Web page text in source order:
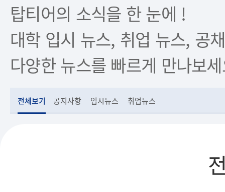
탑티어의 소식을 한 눈에 !
대학 입시 뉴스, 취업 뉴스, 공
다양한 뉴스를 빠르게 만나보
전체보기 공지사항 입시뉴스 취업뉴스